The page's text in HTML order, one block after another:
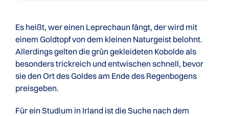
Es heißt, wer einen Leprechaun fängt, der wird mit
einem Goldtopf von dem kleinen Naturgeist belohnt.
Allerdings gelten die grün gekleideten Kobolde als
besonders trickreich und entwischen schnell, bevor
sie den Ort des Goldes am Ende des Regenbogens
preisgeben.
Für ein Studium in Irland ist die Suche nach dem